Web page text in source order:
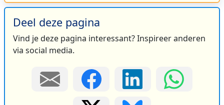
Deel deze pagina
Vind je deze pagina interessant? Inspireer anderen
via social media.